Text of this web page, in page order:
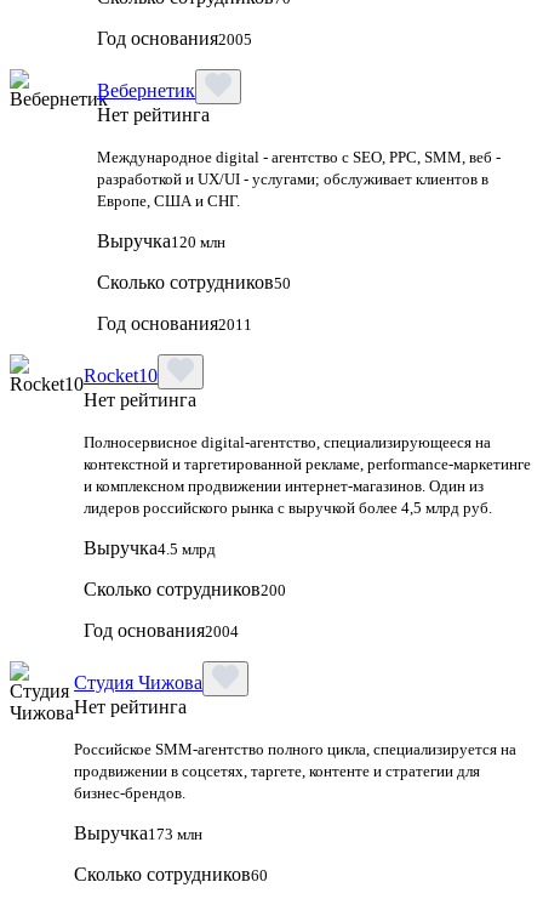
Год основания2005
Вебернетик
Нет рейтинга
Международное digital - агентство с SEO, PPC, SMM, веб -
разработкой и UX/UI - услугами; обслуживает клиентов в
Европе, США и СНГ.
Выручка120 млн
Сколько сотрудников50
Год основания2011
Rocket10
Нет рейтинга
Полносервисное digital-агентство, специализирующееся на
контекстной и таргетированной рекламе, performance-маркетинге
и комплексном продвижении интернет-магазинов. Один из
лидеров российского рынка с выручкой более 4,5 млрд руб.
Выручка4.5 млрд
Сколько сотрудников200
Год основания2004
Студия Чижова
Нет рейтинга
Российское SMM-агентство полного цикла, специализируется на
продвижении в соцсетях, таргете, контенте и стратегии для
бизнес-брендов.
Выручка173 млн
Сколько сотрудников60